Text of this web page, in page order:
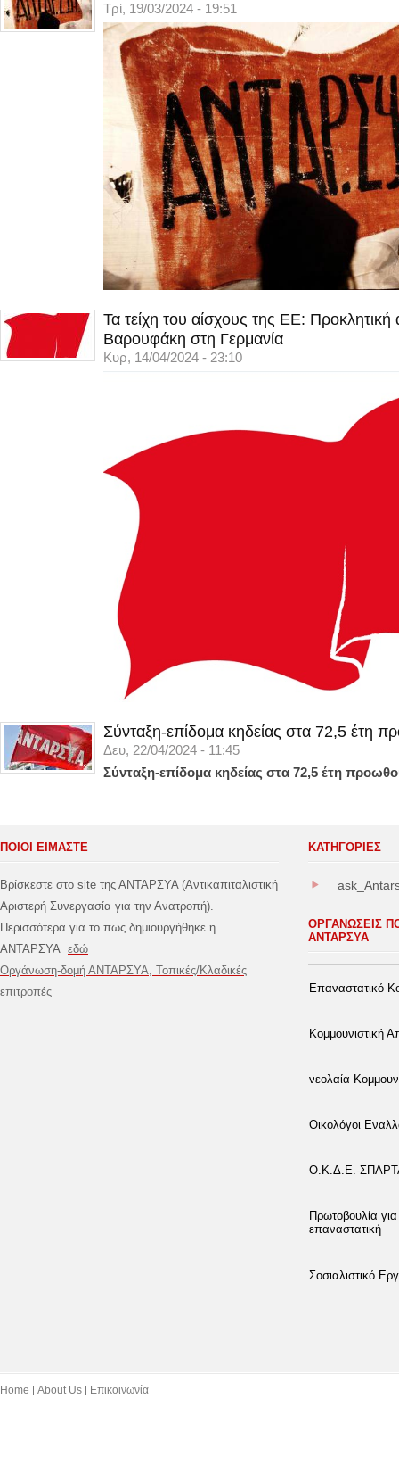
Τρί, 19/03/2024 - 19:51
Τα τείχη του αίσχους της ΕΕ:
Βαρουφάκη στη Γερμανία
Κυρ, 14/04/2024 - 23:10
Σύνταξη-επίδομα κηδείας στα 72,5 έτη
Δευ, 22/04/2024 - 11:45
Σύνταξη-επίδομα κηδείας στα 72,5 έτη
ΠΟΙΟΙ ΕΙΜΑΣΤΕ
Βρίσκεστε στο site της ΑΝΤΑΡΣΥΑ (Αντικαπιταλιστική
Αριστερή Συνεργασία για την Ανατροπή).
Περισσότερα για το πως δημιουργήθηκε η
ΑΝΤΑΡΣΥΑ εδώ
Οργάνωση-δομή ΑΝΤΑΡΣΥΑ, Τοπικές/Κλαδικές
επιτροπές
ΚΑΤΗΓΟΡΊΕΣ
ΟΡΓΑΝΩΣΕΙΣ
ΑΝΤΑΡΣΥΑ
Επαναστατικό
Κομμουνιστική
νεολαία
Οικολόγοι
Ο.Κ.Δ.Ε.-
Πρωτοβουλία
επαναστατική
Σοσιαλιστικό
Home About Us Επικοινωνία